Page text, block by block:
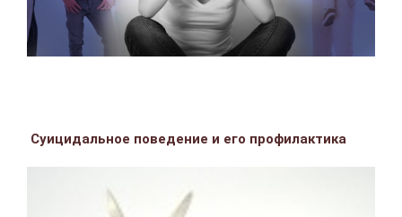
Суицидальное поведение и его профилактика